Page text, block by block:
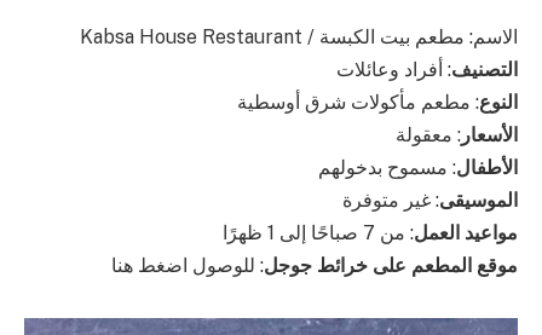
الاسم: مطعم بيت الكبسة / Kabsa House Restaurant
التصنيف: أفراد وعائلات
النوع: مطعم مأكولات شرق أوسطية
الأسعار : معقولة
الأطفال: مسموح بدخولهم
الموسيقى: غير متوفرة
مواعيد العمل: من 7 صباحًا إلى 1 ظهرًا
موقع المطعم على خرائط جوجل: للوصول اضغط هنا